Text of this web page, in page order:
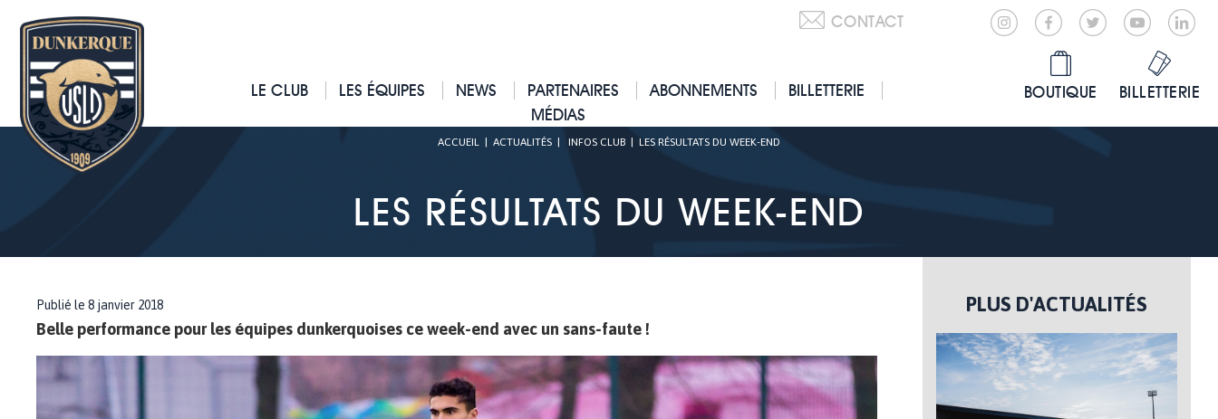
CONTACT
LE CLUB LES ÉQUIPES NEWS PARTENAIRES ABONNEMENTS
BILLETTERIE
MÉDIAS
BOUTIQUE BILLETTERIE
ACCUEIL ACTUALITÉS INFOS CLUB LES RÉSULTATS DU WEEK-END
LES RÉSULTATS DU WEEK-END
Publié le 8 janvier 2018
Belle performance pour les équipes dunkerquoises ce week-end avec un sans-faute !
PLUS D'ACTUALITÉS